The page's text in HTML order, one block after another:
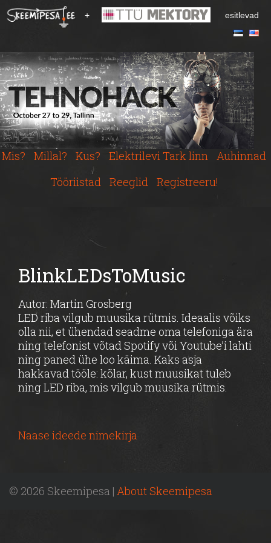
t
o
m
a
i
n
c
o
+ esitlevad
Mis? Millal? Kus? Elektrilevi Tark linn Auhinnad
Tööriistad
Reeglid Registreeru!
BlinkLEDsToMusic
Autor: Martin Grosberg
LED riba vilgub muusika rütmis. Ideaalis võiks
olla nii, et ühendad seadme oma telefoniga ära
ning telefonist võtad Spotify või Youtube’i lahti
ning paned ühe loo käima. Kaks asja
hakkavad tööle: kõlar, kust muusikat tuleb
ning LED riba, mis vilgub muusika rütmis.
Naase ideede nimekirja
© 2026 Skeemipesa | About Skeemipesa